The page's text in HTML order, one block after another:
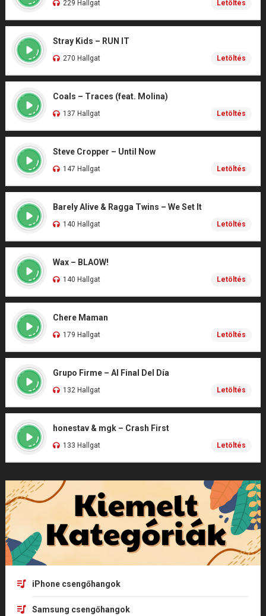
229 Hallgat Letöltés
Stray Kids – RUN IT
270 Hallgat Letöltés
Coals – Traces (feat. Molina)
137 Hallgat Letöltés
Steve Cropper – Until Now
147 Hallgat Letöltés
Barely Alive & Ragga Twins – We Set It
140 Hallgat Letöltés
Wax – BLAOW!
140 Hallgat Letöltés
Chere Maman
179 Hallgat Letöltés
Grupo Firme – Al Final Del Día
132 Hallgat Letöltés
honestav & mgk – Crash First
133 Hallgat Letöltés
iPhone csengőhangok
Samsung csengőhangok